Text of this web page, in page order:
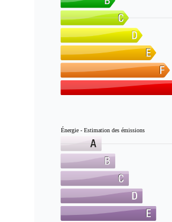
Énergie - Estimation des émissions